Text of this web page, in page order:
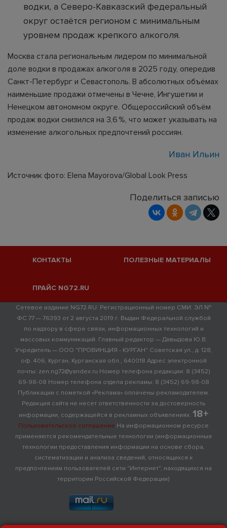
водки, а Северо-Кавказский федеральный
округ остаётся регионом с минимальным
уровнем продаж крепкого алкоголя.
Москва стала региональным лидером по минимальной
доле водки в продажах алкоголя в 2025 году, опередив
Санкт-Петербург и Севастополь. В абсолютных объёмах
наименьшие продажи отмечены в Чечне, Ингушетии и
Ненецком автономном округе. Общероссийский объём
продаж водки снизился на 3,6 %, что может указывать на
изменение алкогольных предпочтений россиян.
Иван Ильин
Источник фото: Elena Mayorova/Global Look Press
Поделиться записью
КОНТАКТЫ ПОЛЕЗНЫЕ МАТЕРИАЛЫ
ПРАЙС NG72.RU
Сетевое издание NG72.RU. Регистрационный номер СМИ: ЭЛ №
ФС 77 — 76393 от 2 августа 2019 г. Выдан Федеральной службой
по надзору в сфере связи, информационных технологий и
массовых коммуникаций. Главный редактор — Давыдова Ю.В.
Учредитель — ООО "ПРОВИНЦИЯ - КУРГАН" Советская ул., д. 128,
оф. 406, Курган, Курганская обл., 640018 Адрес электронной
почты: zen.ng72@yandex.ru Номер телефона редакции: 8 (3452)
69-98-08 Номер телефона отдела рекламы: 8 (3452) 69-98-08
Публикации с пометкой «Реклама» оплачены рекламодателем.
Редакция сайта не несет ответственности за достоверность
информации, содержащейся в рекламных объявлениях. 18+
Пользовательское соглашение На информационном ресурсе
применяются рекомендательные технологии (информационные
технологии предоставления информации на основе сбора,
систематизации и анализа сведений, относящихся к
предпочтениям пользователей сети "Интернет", находящихся на
территории Российской Федерации)